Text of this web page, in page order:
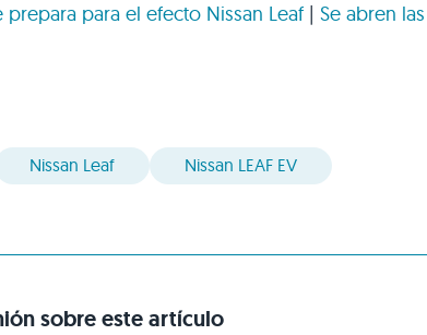
prepara para el efecto Nissan Leaf | Se abren las
Nissan Leaf Nissan LEAF EV
sobre este artículo